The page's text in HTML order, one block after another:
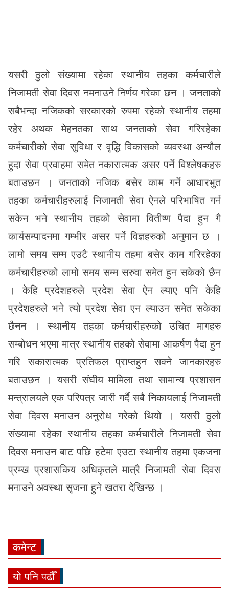
यसरी ठुलो संख्यामा रहेका स्थानीय तहका कर्मचारीले
निजामती सेवा दिवस नमनाउने निर्णय गरेका छन । जनताको
सबैभन्दा नजिकको सरकारको रुपमा रहेको स्थानीय तहमा
रहेर अथक मेहनतका साथ जनताको सेवा गरिरहेका
कर्मचारीको सेवा सुविधा र वृद्धि विकासको व्यवस्था अन्यौल
हुदा सेवा प्रवाहमा समेत नकारात्मक असर पर्ने विश्लेषकहरु
बताउछन । जनताको नजिक बसेर काम गर्ने आधारभुत
तहका कर्मचारीहरुलाई निजामती सेवा ऐनले परिभाषित गर्न
सकेन भने स्थानीय तहको सेवामा वितीष्ण पैदा हुन गै
कार्यसम्पादनमा गम्भीर असर पर्ने विज्ञहरुको अनुमान छ ।
लामो समय सम्म एउटै स्थानीय तहमा बसेर काम गरिरहेका
कर्मचारीहरुको लामो समय सम्म सरुवा समेत हुन सकेको छैन
। केहि प्रदेशहरुले प्रदेश सेवा ऐन ल्याए पनि केहि
प्रदेशहरुले भने त्यो प्रदेश सेवा एन ल्याउन समेत सकेका
छैनन । स्थानीय तहका कर्मचारीहरुको उचित मागहरु
सम्बोधन भएमा मात्र स्थानीय तहको सेवामा आकर्षण पैदा हुन
गरि सकारात्मक प्रतिफल प्राप्तहुन सक्ने जानकारहरु
बताउछन । यसरी संघीय मामिला तथा सामान्य प्रशासन
मन्त्रालयले एक परिपत्र जारी गर्दै सबै निकायलाई निजामती
सेवा दिवस मनाउन अनुरोध गरेको थियो । यसरी ठुलो
संख्यामा रहेका स्थानीय तहका कर्मचारीले निजामती सेवा
दिवस मनाउन बाट पछि हटेमा एउटा स्थानीय तहमा एकजना
प्रम्ख प्रशासकिय अधिकृतले मात्रै निजामती सेवा दिवस
मनाउने अवस्था सृजना हुने खतरा देखिन्छ ।
कमेन्ट
यो पनि पढौँ